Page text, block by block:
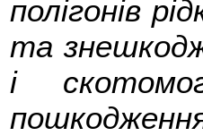
полігонів
та
і